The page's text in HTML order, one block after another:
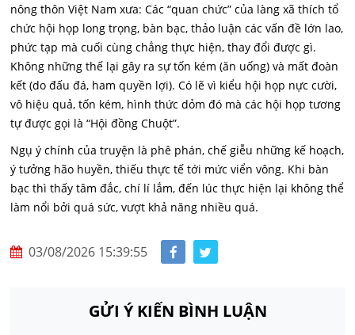
nông thôn Việt Nam xưa: Các “quan chức” của làng xã thích tổ
chức hội họp long trọng, bàn bạc, thảo luận các vấn đề lớn lao,
phức tạp mà cuối cùng chẳng thực hiện, thay đổi được gì.
Không những thế lại gây ra sự tốn kém (ăn uống) và mất đoàn
kết (do đấu đá, ham quyền lợi). Có lẽ vì kiểu hội họp nực cười,
vô hiệu quả, tốn kém, hình thức dỏm đó mà các hội họp tương
tự được gọi là “Hội đồng Chuột”.
Ngụ ý chính của truyện là phê phán, chế giễu những kế hoạch,
ý tưởng hão huyền, thiếu thực tế tới mức viển vông. Khi bàn
bạc thì thấy tâm đắc, chí lí lắm, đến lúc thực hiện lại không thể
làm nổi bởi quá sức, vượt khả năng nhiều quá.
03/08/2026 15:39:55
GỬI Ý KIẾN BÌNH LUẬN